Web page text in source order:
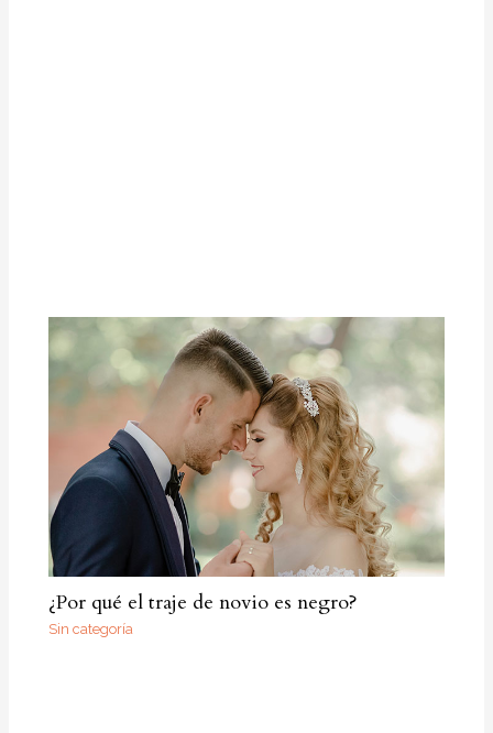
¿Por qué el traje de novio es negro?
Sin categoría